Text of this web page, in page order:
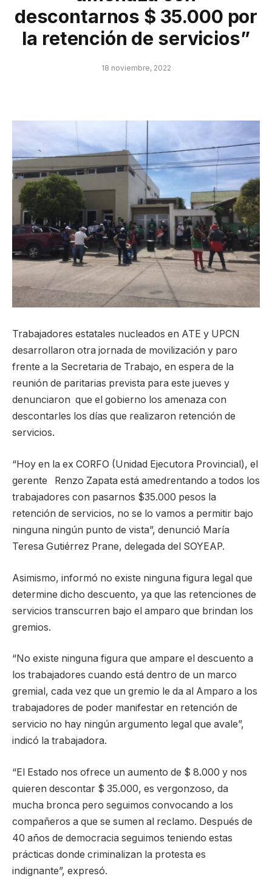
descontarnos $ 35.000 por
la retención de servicios”
18 noviembre, 2022
Trabajadores estatales nucleados en ATE y UPCN
desarrollaron otra jornada de movilización y paro
frente a la Secretaria de Trabajo, en espera de la
reunión de paritarias prevista para este jueves y
denunciaron que el gobierno los amenaza con
descontarles los días que realizaron retención de
servicios.
“Hoy en la ex CORFO (Unidad Ejecutora Provincial), el
gerente Renzo Zapata está amedrentando a todos los
trabajadores con pasarnos $35.000 pesos la
retención de servicios, no se lo vamos a permitir bajo
ninguna ningún punto de vista”, denunció María
Teresa Gutiérrez Prane, delegada del SOYEAP.
Asimismo, informó no existe ninguna figura legal que
determine dicho descuento, ya que las retenciones de
servicios transcurren bajo el amparo que brindan los
gremios.
“No existe ninguna figura que ampare el descuento a
los trabajadores cuando está dentro de un marco
gremial, cada vez que un gremio le da al Amparo a los
trabajadores de poder manifestar en retención de
servicio no hay ningún argumento legal que avale”,
indicó la trabajadora.
“El Estado nos ofrece un aumento de $ 8.000 y nos
quieren descontar $ 35.000, es vergonzoso, da
mucha bronca pero seguimos convocando a los
compañeros a que se sumen al reclamo. Después de
40 años de democracia seguimos teniendo estas
prácticas donde criminalizan la protesta es
indignante”, expresó.